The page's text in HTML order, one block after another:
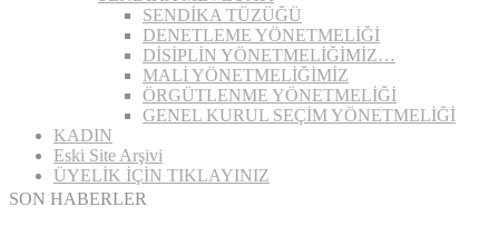
SENDİKA TÜZÜĞÜ
DENETLEME YÖNETMELİĞİ
DİSİPLİN YÖNETMELİĞİMİZ…
MALİ YÖNETMELİĞİMİZ
ÖRGÜTLENME YÖNETMELİĞİ
GENEL KURUL SEÇİM YÖNETMELİĞİ
KADIN
Eski Site Arşivi
ÜYELİK İÇİN TIKLAYINIZ
SON HABERLER